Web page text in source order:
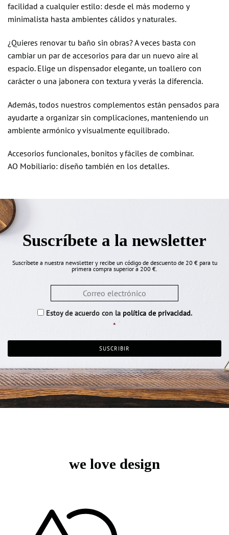
facilidad a cualquier estilo: desde el más moderno y
minimalista hasta ambientes cálidos y naturales.
¿Quieres renovar tu baño sin obras? A veces basta con
cambiar un par de accesorios para dar un nuevo aire al
espacio. Elige un dispensador elegante, un toallero con
carácter o una jabonera con textura y verás la diferencia.
Además, todos nuestros complementos están pensados para
ayudarte a organizar sin complicaciones, manteniendo un
ambiente armónico y visualmente equilibrado.
Accesorios funcionales, bonitos y fáciles de combinar.
AO Mobiliario: diseño también en los detalles.
Suscríbete a la newsletter
Suscríbete a nuestra newsletter y recibe un código de descuento de 20 € para tu
primera compra superior a 200 €.
Email*
Consentimiento*
Estoy de acuerdo con la política de privacidad.
*
we love design